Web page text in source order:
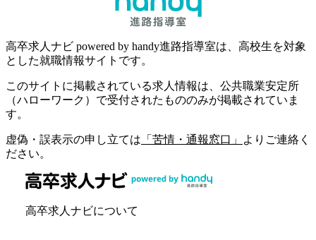
高卒求人ナビ powered by handy進路指導室は、高校生を対象
とした就職情報サイトです。
このサイトに掲載されている求人情報は、公共職業安定所
（ハローワーク）で受付されたもののみが掲載されていま
す。
虚偽・誤表示の申し立ては 「苦情・通報窓口」
よりご連絡く
ださい。
高卒求人ナビについて